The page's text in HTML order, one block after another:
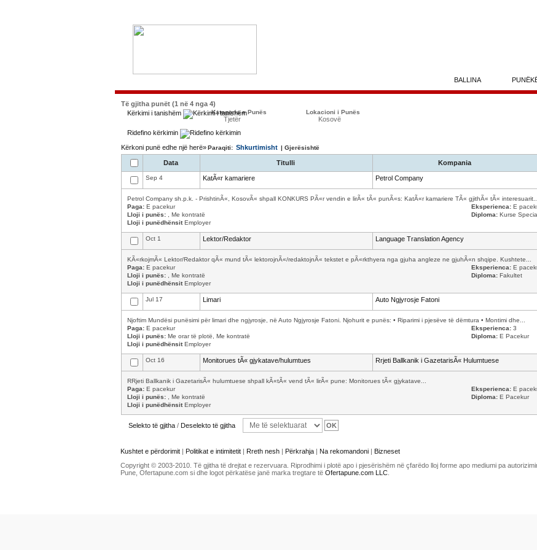
BALLINA
Të gjitha punët (1 në 4 nga 4)
Kërkimi i tanishëm
Kategoria e Punës
Tjetër
Lokacioni i Punës
Kosovë
Ridefino kërkimin
Kërkoni punë edhe një herë»Paraqiti: Shkurtimisht | Gjerësishtë
Data Titulli Kompania
Sep 4 KatÃ«r kamariere Petrol Company
Petrol Company sh.p.k. - PrishtinÃ«, KosovÃ« shpall KONKURS PÃ«r vendin e lirÃ« tÃ« punÃ«s: KatÃ«r kamariere TÃ« gjithÃ« tÃ« interesuarit...
Paga: E pacekur Eksperienca: E
Lloji i punës: , Me kontratë Diploma: Kurse
Lloji i punëdhënsitEmployer
Oct 1 Lektor/Redaktor Language Translation Agency
KÃ«rkojmÃ« Lektor/Redaktor qÃ« mund tÃ« lektorojnÃ«/redaktojnÃ« tekstet e pÃ«rkthyera nga gjuha angleze ne gjuhÃ«n shqipe. Kushtete...
Paga: E pacekur Eksperienca: E
Lloji i punës: , Me kontratë Diploma: Fakultet
Lloji i punëdhënsitEmployer
Jul 17 Limari Auto Ngjyrosje Fatoni
Njoftim Mundësi punësimi për limari dhe ngjyrosje, në Auto Ngjyrosje Fatoni. Njohurit e punës: • Riparimi i pjesëve të dëmtura • Montimi dhe...
Paga: E pacekur Eksperienca: 3
Lloji i punës: Me orar të plotë, Me kontratë Diploma: E Pacekur
Lloji i punëdhënsitEmployer
Oct 16 Monitorues tÃ« gjykatave/hulumtues Rrjeti Ballkanik i GazetarisÃ« Hulumtuese
RRjeti Ballkanik i GazetarisÃ« hulumtuese shpall kÃ«tÃ« vend tÃ« lirÃ« pune: Monitorues tÃ« gjykatave...
Paga: E pacekur Eksperienca: E
Lloji i punës: , Me kontratë Diploma: E Pacekur
Lloji i punëdhënsitEmployer
Selekto të gjitha / Deselekto të gjitha
Kushtet e përdorimit | Politikat e intimitetit | Rreth nesh | Përkrahja | Na rekomandoni | Bizneset
Copyright © 2003-2010. Të gjitha të drejtat e rezervuara. Riprodhimi i plotë apo i pjesërishëm në çfarëdo lloj forme apo mediumi pa
Pune, Ofertapune.com si dhe logot përkatëse janë marka tregtare të Ofertapune.com LLC